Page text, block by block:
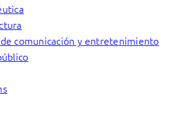
comunicación y entretenimiento